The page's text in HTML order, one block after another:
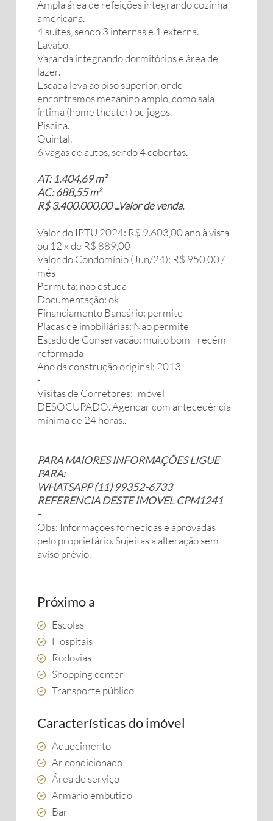
Ampla área de refeições integrando cozinha
americana.
4 suítes, sendo 3 internas e 1 externa.
Lavabo.
Varanda integrando dormitórios e área de
lazer.
Escada leva ao piso superior, onde
encontramos mezanino amplo, como sala
íntima (home theater) ou jogos.
Piscina.
Quintal.
6 vagas de autos, sendo 4 cobertas.
-
AT: 1.404,69 m²
AC: 688,55 m²
R$ 3.400.000,00 ...Valor de venda.
Valor do IPTU 2024: R$ 9.603,00 ano à vista
ou 12 x de R$ 889,00
Valor do Condomínio (Jun/24): R$ 950,00 /
mês
Permuta: não estuda
Documentação: ok
Financiamento Bancário: permite
Placas de imobiliárias: Não permite
Estado de Conservação: muito bom - recém
reformada
Ano da construção original: 2013
-
Visitas de Corretores: Imóvel
DESOCUPADO. Agendar com antecedência
mínima de 24 horas..
-
PARA MAIORES INFORMAÇÕES LIGUE
PARA:
WHATSAPP (11) 99352-6733
REFERENCIA DESTE IMOVEL CPM1241
-
Obs: Informações fornecidas e aprovadas
pelo proprietário. Sujeitas a alteração sem
aviso prévio.
Próximo a
Escolas
Hospitais
Rodovias
Shopping center
Transporte público
Características do imóvel
Aquecimento
Ar condicionado
Área de serviço
Armário embutido
Bar